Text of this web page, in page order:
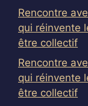
Rencontre
qui réinvente
être collectif
Rencontre
qui réinvente
être collectif